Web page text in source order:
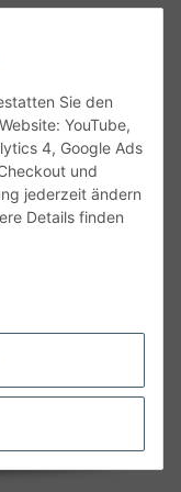
Sie den
YouTube,
4, Google Ads
und
jederzeit ändern
Details finden
und fehlerhafte
oder spezielle
Artikel können